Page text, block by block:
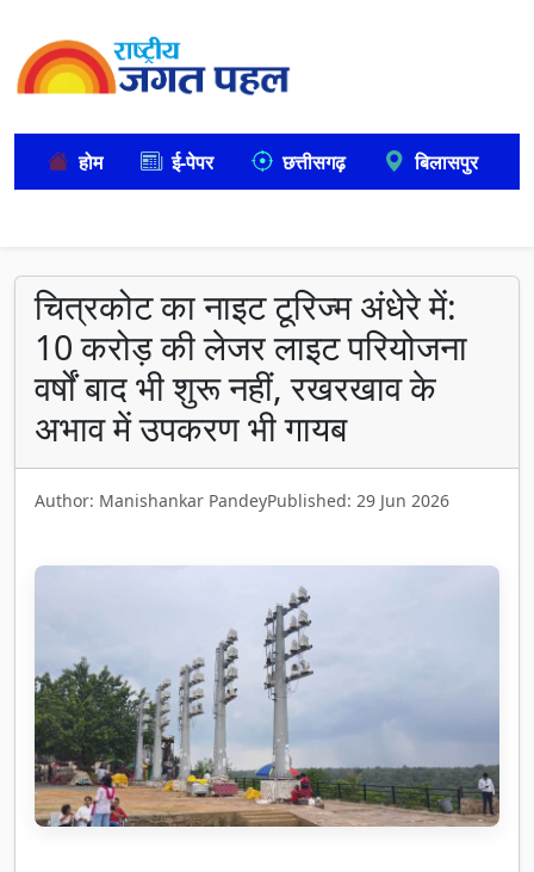
होम ई-पेपर छत्तीसगढ़ बिलासपुर
चित्रकोट का नाइट टूरिज्म अंधेरे में:
10 करोड़ की लेजर लाइट परियोजना
वर्षों बाद भी शुरू नहीं, रखरखाव के
अभाव में उपकरण भी गायब
Author: Manishankar PandeyPublished: 29 Jun 2026